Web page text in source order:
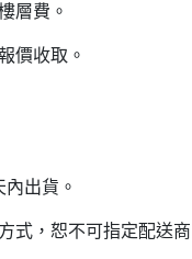
層費。
價收取。
出貨。
式，恕不可指定配送商